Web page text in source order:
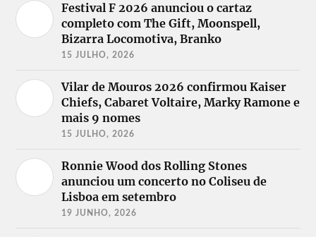
Festival F 2026 anunciou o cartaz
completo com The Gift, Moonspell,
Bizarra Locomotiva, Branko
15 JULHO, 2026
Vilar de Mouros 2026 confirmou Kaiser
Chiefs, Cabaret Voltaire, Marky Ramone e
mais 9 nomes
15 JULHO, 2026
Ronnie Wood dos Rolling Stones
anunciou um concerto no Coliseu de
Lisboa em setembro
19 JUNHO, 2026